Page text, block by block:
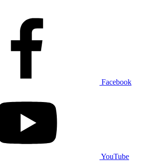
Facebook
YouTube